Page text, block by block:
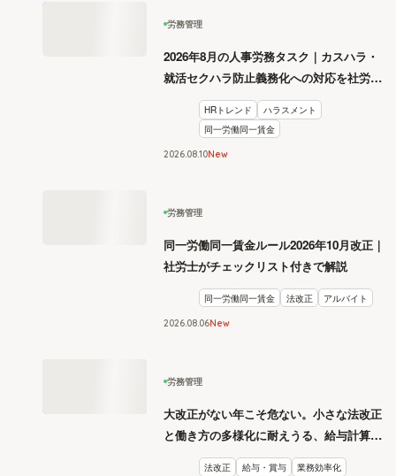
労務管理
2026年8月の人事労務タスク｜カスハラ・
就活セクハラ防止義務化への対応を社労士
HRトレンド
ハラスメント
同一労働同一賃金
2026.0810New
労務管理
同一労働同一賃金ルール2026年10月改正｜
社労士がチェックリスト付きで解説
同一労働同一賃金 法改正 アルバイト
2026.08 06New
労務管理
大改正がない年こそ危ない。小さな法改正
と働き方の多様化に耐えうる、給与計算と
リスク管理
法改正 給与・賞与 業務効率化